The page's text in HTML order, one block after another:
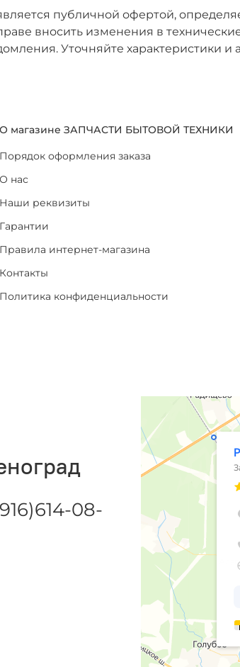
публичной офертой,
вносить изменения в
Уточняйте характеристики
О магазине ЗАПЧАСТИ БЫТОВОЙ ТЕХНИКИ
Порядок оформления заказа
О нас
Наши реквизиты
Гарантии
Правила интернет-магазина
Контакты
Политика конфиденциальности
08-